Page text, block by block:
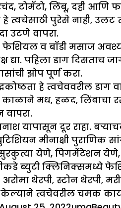
टोमॅटो, लिंबू, दही आणि
पुरेसे नाही, उलट
उटणे वापरा.
फेशियल व बॉडी मसाज
पहिला डाग दिसताच
झोप पूर्ण करा.
हे त्वचेववरील डाग
काळाने मध, हळद, लिंबाचा
यापासून दूर राहा.
मीनाक्षी पुराणिक
येणे, पिगमेंटेशन येणे,
ब्युटी क्लिनिक्समध्ये
थेरपी, स्टोन थेरपी,
त्वचेवरील चमक